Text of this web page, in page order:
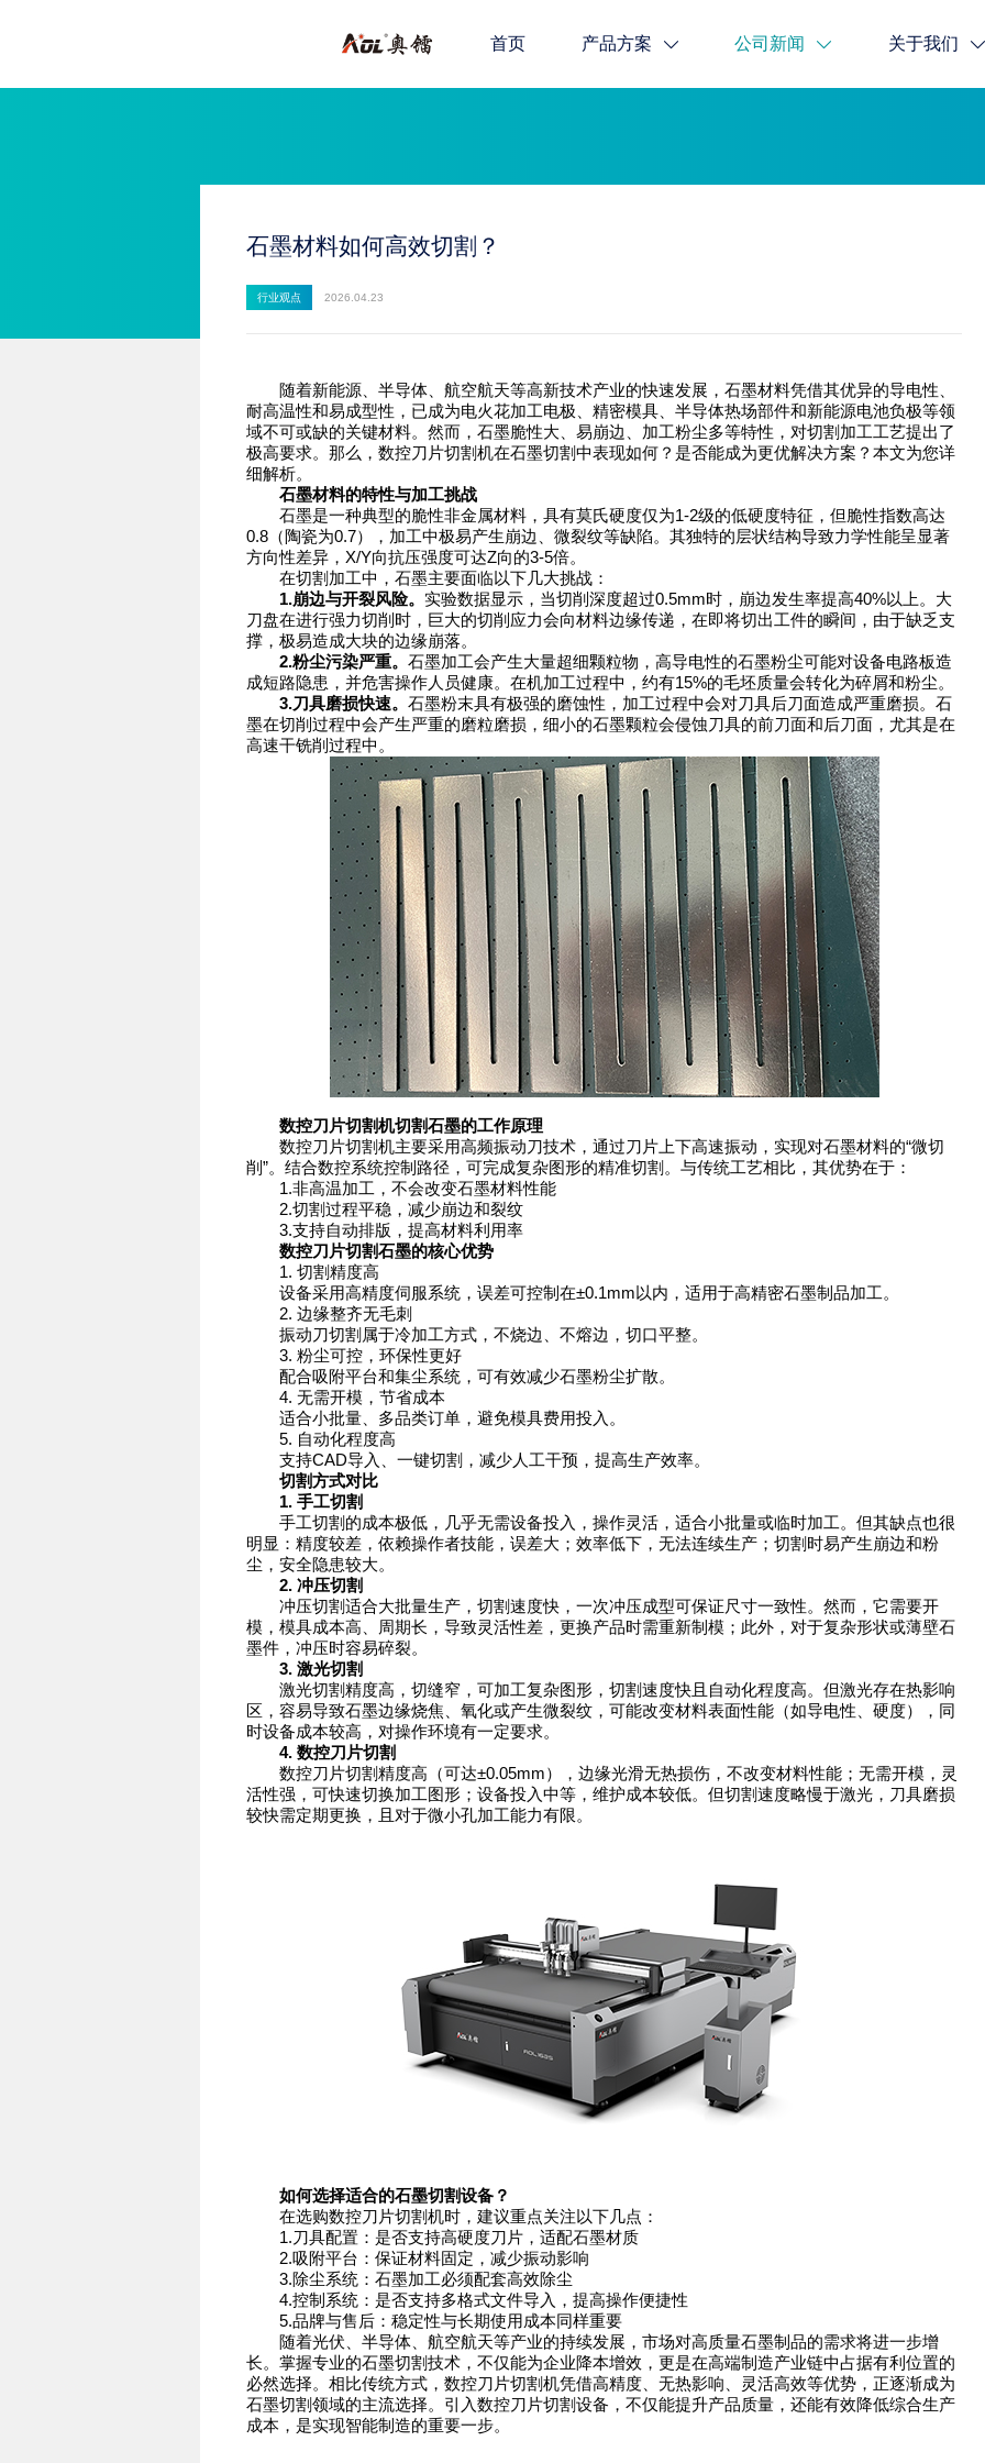
首页 产品方案 公司新闻 关于我们
石墨材料如何高效切割？
行业观点 2026.04.23
随着新能源、半导体、航空航天等高新技术产业的快速发展，石墨材料凭借其优异的导电性、
耐高温性和易成型性，已成为电火花加工电极、精密模具、半导体热场部件和新能源电池负极等领
域不可或缺的关键材料。然而，石墨脆性大、易崩边、加工粉尘多等特性，对切割加工工艺提出了
极高要求。那么，数控刀片切割机在石墨切割中表现如何？是否能成为更优解决方案？本文为您详
细解析。
石墨材料的特性与加工挑战
石墨是一种典型的脆性非金属材料，具有莫氏硬度仅为1-2级的低硬度特征，但脆性指数高达
0.8（陶瓷为0.7），加工中极易产生崩边、微裂纹等缺陷。其独特的层状结构导致力学性能呈显著
方向性差异，X/Y向抗压强度可达Z向的3-5倍。
在切割加工中，石墨主要面临以下几大挑战：
1.崩边与开裂风险。 实验数据显示，当切削深度超过0.5mm时，崩边发生率提高40%以上。大
刀盘在进行强力切削时，巨大的切削应力会向材料边缘传递，在即将切出工件的瞬间，由于缺乏支
撑，极易造成大块的边缘崩落。
2.粉尘污染严重。 石墨加工会产生大量超细颗粒物，高导电性的石墨粉尘可能对设备电路板造
成短路隐患，并危害操作人员健康。在机加工过程中，约有15%的毛坯质量会转化为碎屑和粉尘。
3.刀具磨损快速。 石墨粉末具有极强的磨蚀性，加工过程中会对刀具后刀面造成严重磨损。石
墨在切削过程中会产生严重的磨粒磨损，细小的石墨颗粒会侵蚀刀具的前刀面和后刀面，尤其是在
高速干铣削过程中。
数控刀片切割机切割石墨的工作原理
数控刀片切割机主要采用高频振动刀技术，通过刀片上下高速振动，实现对石墨材料的“微切
削”。结合数控系统控制路径，可完成复杂图形的精准切割。与传统工艺相比，其优势在于：
1.非高温加工，不会改变石墨材料性能
2.切割过程平稳，减少崩边和裂纹
3.支持自动排版，提高材料利用率
数控刀片切割石墨的核心优势
1. 切割精度高
设备采用高精度伺服系统，误差可控制在±0.1mm以内，适用于高精密石墨制品加工。
2. 边缘整齐无毛刺
振动刀切割属于冷加工方式，不烧边、不熔边，切口平整。
3. 粉尘可控，环保性更好
配合吸附平台和集尘系统，可有效减少石墨粉尘扩散。
4. 无需开模，节省成本
适合小批量、多品类订单，避免模具费用投入。
5. 自动化程度高
支持CAD导入、一键切割，减少人工干预，提高生产效率。
切割方式对比
1. 手工切割
手工切割的成本极低，几乎无需设备投入，操作灵活，适合小批量或临时加工。但其缺点也很
明显：精度较差，依赖操作者技能，误差大；效率低下，无法连续生产；切割时易产生崩边和粉
尘，安全隐患较大。
2. 冲压切割
冲压切割适合大批量生产，切割速度快，一次冲压成型可保证尺寸一致性。然而，它需要开
模，模具成本高、周期长，导致灵活性差，更换产品时需重新制模；此外，对于复杂形状或薄壁石
墨件，冲压时容易碎裂。
3. 激光切割
激光切割精度高，切缝窄，可加工复杂图形，切割速度快且自动化程度高。但激光存在热影响
区，容易导致石墨边缘烧焦、氧化或产生微裂纹，可能改变材料表面性能（如导电性、硬度），同
时设备成本较高，对操作环境有一定要求。
4. 数控刀片切割
数控刀片切割精度高（可达±0.05mm），边缘光滑无热损伤，不改变材料性能；无需开模，灵
活性强，可快速切换加工图形；设备投入中等，维护成本较低。但切割速度略慢于激光，刀具磨损
较快需定期更换，且对于微小孔加工能力有限。
如何选择适合的石墨切割设备？
在选购数控刀片切割机时，建议重点关注以下几点：
1.刀具配置：是否支持高硬度刀片，适配石墨材质
2.吸附平台：保证材料固定，减少振动影响
3.除尘系统：石墨加工必须配套高效除尘
4.控制系统：是否支持多格式文件导入，提高操作便捷性
5.品牌与售后：稳定性与长期使用成本同样重要
随着光伏、半导体、航空航天等产业的持续发展，市场对高质量石墨制品的需求将进一步增
长。掌握专业的石墨切割技术，不仅能为企业降本增效，更是在高端制造产业链中占据有利位置的
必然选择。相比传统方式，数控刀片切割机凭借高精度、无热影响、灵活高效等优势，正逐渐成为
石墨切割领域的主流选择。引入数控刀片切割设备，不仅能提升产品质量，还能有效降低综合生产
成本，是实现智能制造的重要一步。